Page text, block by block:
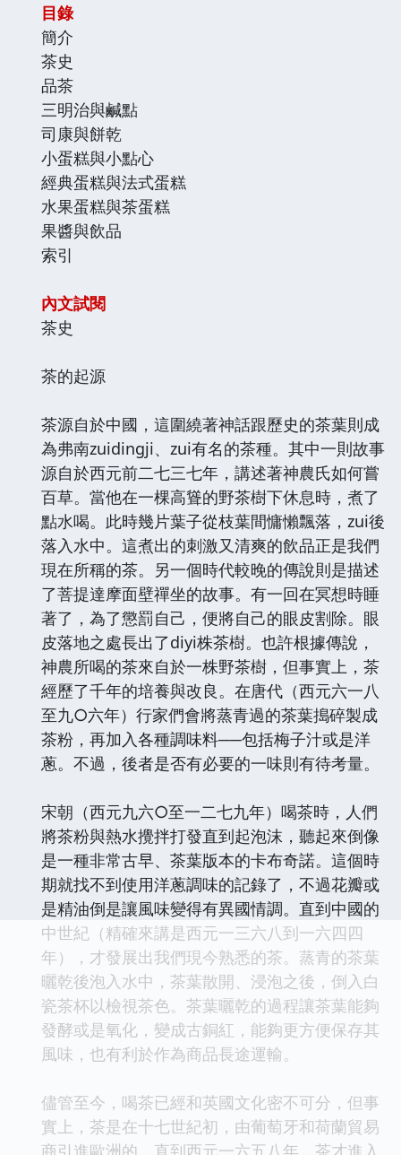
目錄
簡介
茶史
品茶
三明治與鹹點
司康與餅乾
小蛋糕與小點心
經典蛋糕與法式蛋糕
水果蛋糕與茶蛋糕
果醬與飲品
索引
內文試閱
茶史
茶的起源
茶源自於中國，這圍繞著神話跟歷史的茶葉則成
為弗南zuidingji、zui有名的茶種。其中一則故事
源自於西元前二七三七年，講述著神農氏如何嘗
百草。當他在一棵高聳的野茶樹下休息時，煮了
點水喝。此時幾片葉子從枝葉間慵懶飄落，zui後
落入水中。這煮出的刺激又清爽的飲品正是我們
現在所稱的茶。另一個時代較晚的傳說則是描述
了菩提達摩面壁禪坐的故事。有一回在冥想時睡
著了，為了懲罰自己，便將自己的眼皮割除。眼
皮落地之處長出了diyi株茶樹。也許根據傳說，
神農所喝的茶來自於一株野茶樹，但事實上，茶
經歷了千年的培養與改良。在唐代（西元六一八
至九○六年）行家們會將蒸青過的茶葉搗碎製成
茶粉，再加入各種調味料──包括梅子汁或是洋
蔥。不過，後者是否有必要的一味則有待考量。
宋朝（西元九六○至一二七九年）喝茶時，人們
將茶粉與熱水攪拌打發直到起泡沫，聽起來倒像
是一種非常古早、茶葉版本的卡布奇諾。這個時
期就找不到使用洋蔥調味的記錄了，不過花瓣或
是精油倒是讓風味變得有異國情調。直到中國的
中世紀（精確來講是西元一三六八到一六四四
年），才發展出我們現今熟悉的茶。蒸青的茶葉
曬乾後泡入水中，茶葉散開、浸泡之後，倒入白
瓷茶杯以檢視茶色。茶葉曬乾的過程讓茶葉能夠
發酵或是氧化，變成古銅紅，能夠更方便保存其
風味，也有利於作為商品長途運輸。
儘管至今，喝茶已經和英國文化密不可分，但事
實上，茶是在十七世紀初，由葡萄牙和荷蘭貿易
商引進歐洲的。直到西元一六五八年，茶才進入